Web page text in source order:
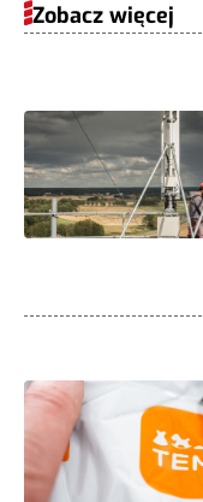
Zobacz więcej